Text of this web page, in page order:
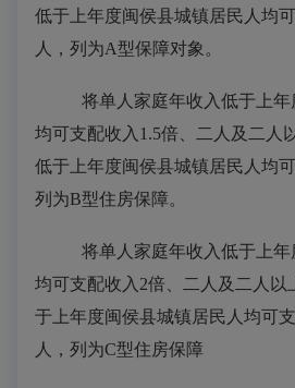
低于上年度闽侯县城镇居民人均
人，列为A型保障对象。
将单人家庭年收入低于上年
均可支配收入 1.5倍、二人及二人
低于上年度闽侯县城镇居民人均
列为B型住房保障。
将单人家庭年收入低于上年
均可支配收入 2倍、二人及二人以
于上年度闽侯县城镇居民人均可
人，列为C型住房保障